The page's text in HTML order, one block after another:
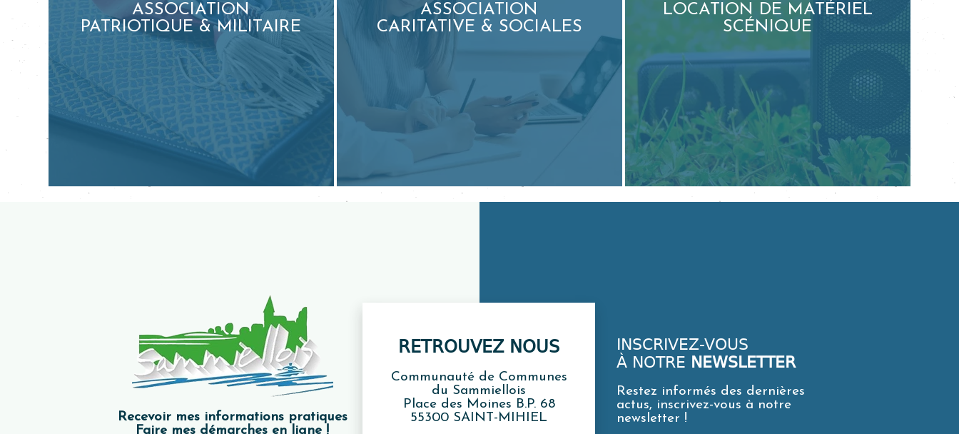
ASSOCIATION
PATRIOTIQUE & MILITAIRE
ASSOCIATION
CARITATIVE & SOCIALES
LOCATION DE MATÉRIEL
SCÉNIQUE
Recevoir mes informations pratiques
Faire mes démarches en ligne !
RETROUVEZ NOUS
Communauté de Communes
du Sammiellois
Place des Moines B.P. 68
55300 SAINT-MIHIEL
INSCRIVEZ-VOUS
À NOTRE NEWSLETTER
Restez informés des dernières
actus, inscrivez-vous à notre
newsletter !